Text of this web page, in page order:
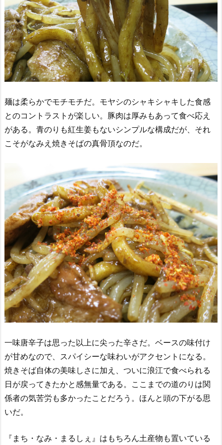
麺は柔らかでモチモチだ。モヤシのシャキシャキした食感
とのコントラストが楽しい。豚肉は厚みもあって食べ応え
がある。青のりも紅生姜もないシンプルな構成だが、それ
こそがなみえ焼きそばの真骨頂なのだ。
一味唐辛子は思った以上に尖った辛さだ。ベースの味付け
が甘めなので、スパイシーな味わいがアクセントになる。
焼きそば自体の美味しさに加え、ついに浪江で食べられる
日が戻ってきたかと感無量である。ここまでの道のりは関
係者の気苦労も多かったことだろう。ほんと頭の下がる思
いだ。
『まち・なみ・まるしぇ』はもちろん土産物も置いている